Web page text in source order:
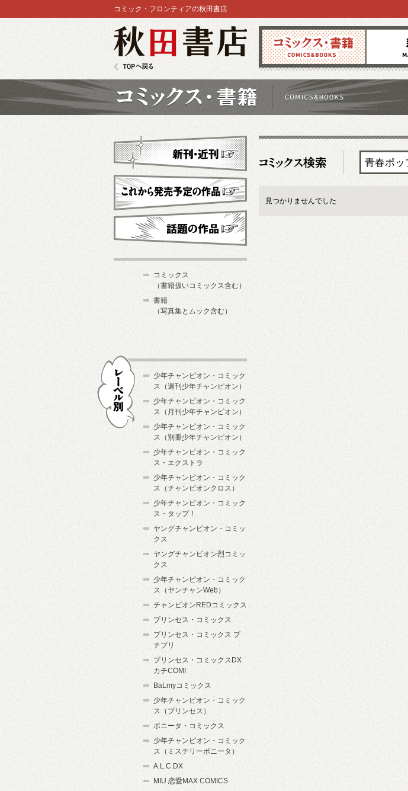
コミックス 雑誌
コミック・フロンティアの秋田書店
見つかりませんでした
新刊・近刊
これから発売予定
コミックス
（書籍扱いコミックス含む）
書籍
（写真集とムック含む）
少年チャンピオン・コミック
ス（週刊少年チャンピオン）
少年チャンピオン・コミック
ス（月刊少年チャンピオン）
少年チャンピオン・コミック
ス（別冊少年チャンピオン）
少年チャンピオン・コミック
ス・エクストラ
少年チャンピオン・コミック
ス（チャンピオンクロス）
少年チャンピオン・コミック
ス・タップ！
ヤングチャンピオン・コミッ
クス
ヤングチャンピオン烈コミッ
クス
少年チャンピオン・コミック
ス（ヤンチャンWeb）
チャンピオンREDコミックス
プリンセス・コミックス
プリンセス・コミックス プ
チプリ
プリンセス・コミックスDX
カチCOMI
BaLmyコミックス
少年チャンピオン・コミック
ス（プリンセス）
ボニータ・コミックス
少年チャンピオン・コミック
ス（ミステリーボニータ）
A.L.C.DX
MIU 恋愛MAX COMICS